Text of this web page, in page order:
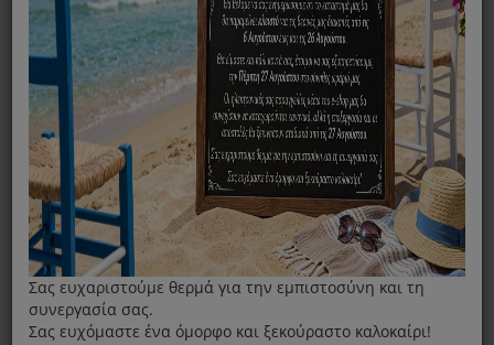
Home
Παρασκευή Καφέ Και Ροφημάτων
Καφετιέρα
Αξεσουάρ/ Ανταλλακτικά
Φίλτρο Διπλής Δόσης Για Καφετιέρα Espresso Krups XP32
Σας ευχαριστούμε θερμά για την εμπιστοσύνη και τη
συνεργασία σας.
Σας ευχόμαστε ένα όμορφο και ξεκούραστο καλοκαίρι!